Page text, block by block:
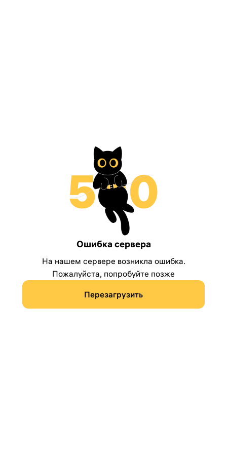
Ошибка сервера
На нашем сервере возникла ошибка.
Пожалуйста, попробуйте позже
Перезагрузить